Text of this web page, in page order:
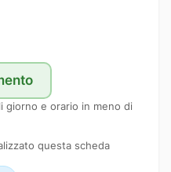
giorno e orario in meno di
questa scheda